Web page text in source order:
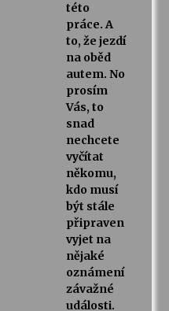
této
práce. A
to, že jezdí
na oběd
autem. No
prosím
Vás, to
snad
nechcete
vyčítat
někomu,
kdo musí
být stále
připraven
vyjet na
nějaké
oznámení
závažné
události.